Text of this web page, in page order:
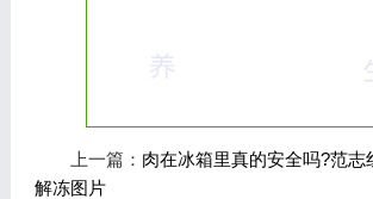
上一篇： 肉在冰箱里真的安全吗?范志
解冻图片